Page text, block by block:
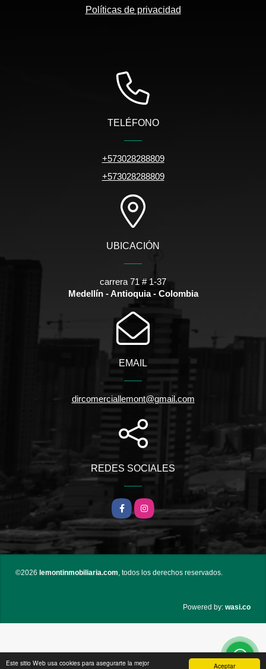
Aceptar
Este sitio Web usa cookies para asegurarte la mejor
Políticas de privacidad
TELÉFONO
+573028288809
+573028288809
UBICACIÓN
carrera 71 # 1-37
Medellín - Antioquia - Colombia
EMAIL
dircomerciallemont@gmail.com
REDES SOCIALES
Facebook
Instagram
©2026 lemontinmobiliaria.com , todos los derechos reservados.
Powered by: wasi.co